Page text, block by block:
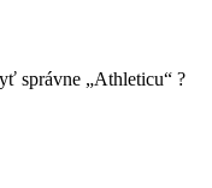
správne „Athleticu“ ?